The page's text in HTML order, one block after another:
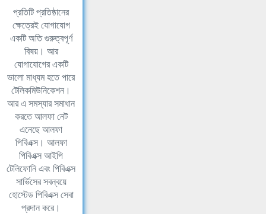
প্রতিটি প্রতিষ্ঠানের
ক্ষেত্রেই যোগাযোগ
একটি অতি গুরুত্বপূর্ণ
বিষয়। আর
যোগাযোগের একটি
ভালো মাধ্যম হতে পারে
টেলিকমিউনিকেশন।
আর এ সমস্যার সমাধান
করতে আলফা নেট
এনেছে আলফা
পিবিএক্স। আলফা
পিবিএক্স আইপি
টেলিফোনি এবং পিবিএক্স
সার্ভিসের সবন্বয়ে
হোস্টেড পিবিএক্স সেবা
প্রদান করে।